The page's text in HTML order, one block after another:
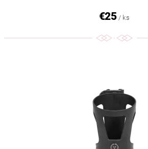
€25 / ks